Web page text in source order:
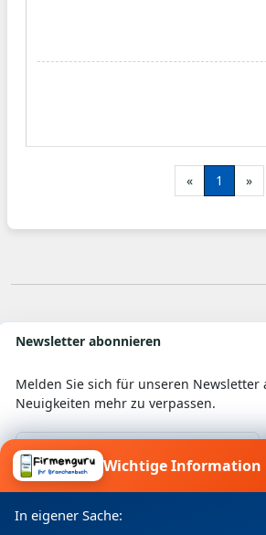
Natürlich aber gehört der
Hauptdruckverfahren, das wir
Broschüren, Flyer usw. werden
produziert.
Wir sind stolz darauf, dass Sie
Chef höchst persönlich bedient
dürfen uns auch gerne
über die Schultern schauen.
den Duft der Lösungsmittel und
« 1 »
Newsletter abonnieren
Melden Sie sich für unseren Newsletter
Neuigkeiten mehr zu verpassen.
Ich willige ein, dass meine Angaben
werden.
Wichtige Information
In eigener Sache: